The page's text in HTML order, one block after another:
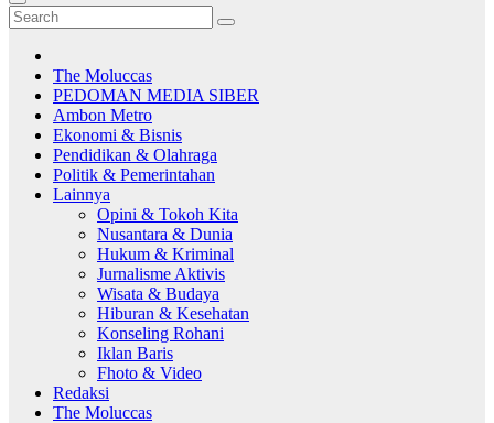
The Moluccas
PEDOMAN MEDIA SIBER
Ambon Metro
Ekonomi & Bisnis
Pendidikan & Olahraga
Politik & Pemerintahan
Lainnya
Opini & Tokoh Kita
Nusantara & Dunia
Hukum & Kriminal
Jurnalisme Aktivis
Wisata & Budaya
Hiburan & Kesehatan
Konseling Rohani
Iklan Baris
Fhoto & Video
Redaksi
The Moluccas